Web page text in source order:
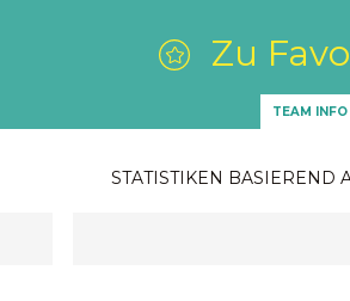
Zu
TEAM INFO
STATISTIKEN BASIEREND